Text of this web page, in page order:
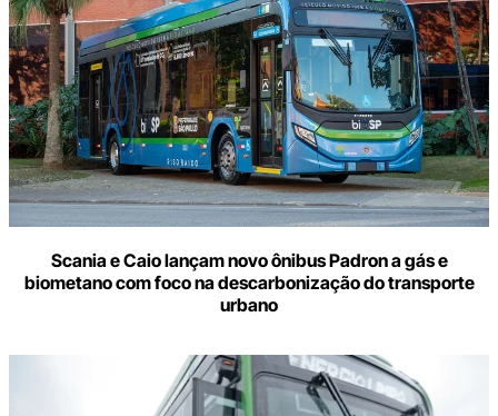
Scania e Caio lançam novo ônibus Padron a gás e
biometano com foco na descarbonização do transporte
urbano